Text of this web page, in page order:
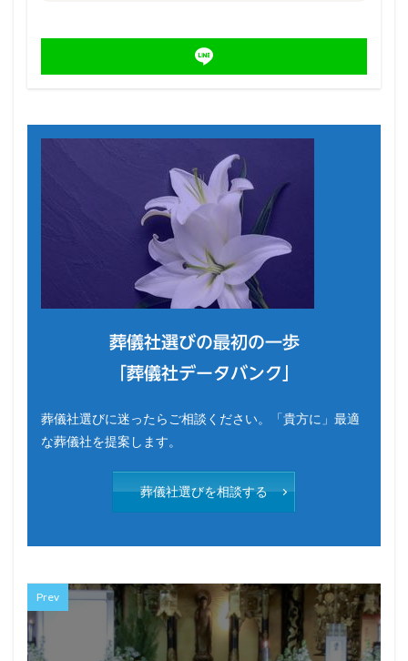
葬儀社選びの最初の一歩
「葬儀社データバンク」
葬儀社選びに迷ったらご相談ください。「貴方に」最適
な葬儀社を提案します。
葬儀社選びを相談する
Prev